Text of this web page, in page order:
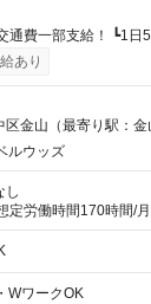
内の方は自己負担となり
┗働いたその日に現
あり
金山（最寄り駅：金
ルウッズ
し
間170時間/月 ☆シフト例 ＊8/15～
：00～12：00 17：
トもあります！ 12：00
WワークOK